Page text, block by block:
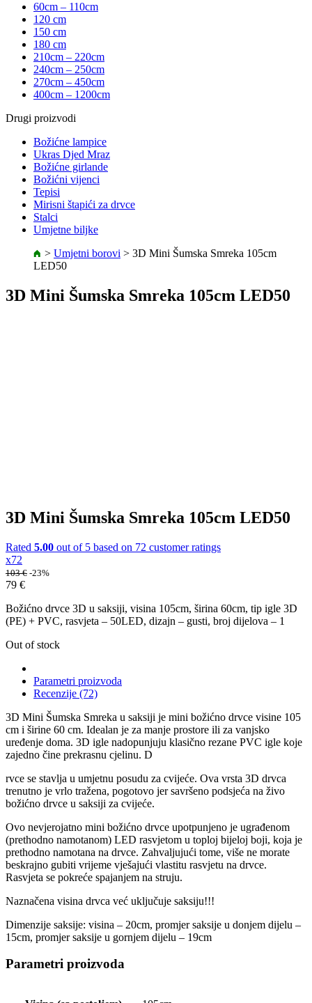
60cm – 110cm
120 cm
150 cm
180 cm
210cm – 220cm
240cm – 250cm
270cm – 450cm
400cm – 1200cm
Drugi proizvodi
Božićne lampice
Ukras Djed Mraz
Božićne girlande
Božićni vijenci
Tepisi
Mirisni štapići za drvce
Stalci
Umjetne biljke
> Umjetni borovi > 3D Mini Šumska Smreka 105cm
LED50
3D Mini Šumska Smreka 105cm LED50
3D Mini Šumska Smreka 105cm LED50
Rated 5.00 out of 5 based on 72 customer ratings
x72
103€ -23%
79 €
Božićno drvce 3D u saksiji, visina 105cm, širina 60cm, tip igle 3D
(PE) + PVC, rasvjeta – 50LED, dizajn – gusti, broj dijelova – 1
Out of stock
Parametri proizvoda
Recenzije (72)
3D Mini Šumska Smreka u saksiji je mini božićno drvce visine 105
cm i širine 60 cm. Idealan je za manje prostore ili za vanjsko
uređenje doma. 3D igle nadopunjuju klasično rezane PVC igle koje
zajedno čine prekrasnu cjelinu. D
rvce se stavlja u umjetnu posudu za cvijeće. Ova vrsta 3D drvca
trenutno je vrlo tražena, pogotovo jer savršeno podsjeća na živo
božićno drvce u saksiji za cvijeće.
Ovo nevjerojatno mini božićno drvce upotpunjeno je ugrađenom
(prethodno namotanom) LED rasvjetom u toploj bijeloj boji, koja je
prethodno namotana na drvce. Zahvaljujući tome, više ne morate
beskrajno gubiti vrijeme vješajući vlastitu rasvjetu na drvce.
Rasvjeta se pokreće spajanjem na struju.
Naznačena visina drvca već uključuje saksiju!!!
Dimenzije saksije: visina – 20cm, promjer saksije u donjem dijelu –
15cm, promjer saksije u gornjem dijelu – 19cm
Parametri proizvoda